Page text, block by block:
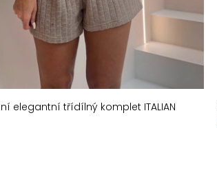
elegantní třídílný komplet ITALIAN